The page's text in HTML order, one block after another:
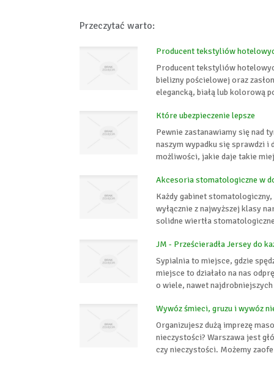
Przeczytać warto:
Producent tekstyliów
Producent tekstyliów
bielizny pościelowej oraz
elegancką, białą lub kolorową
Które ubezpieczenie lepsze
Pewnie zastanawiamy się nad
naszym wypadku się sprawdzi
możliwości, jakie daje takie
Akcesoria stomatologiczne w
Każdy gabinet
wyłącznie z najwyższej klasy
solidne wiertła
JM - Prześcieradła Jersey do
Sypialnia to miejsce, gdzie
miejsce to działało na nas
o wiele, nawet
Wywóz śmieci, gruzu i wywóz
Organizujesz dużą imprezę
nieczystości? Warszawa jest
czy nieczystości. Możemy